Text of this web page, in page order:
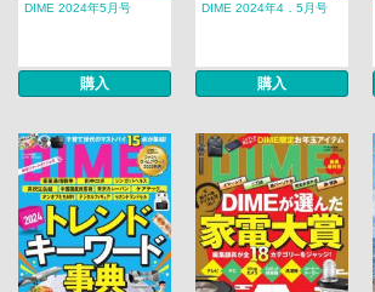
DIME 2024年5月号
購入
DIME 2024年4．5月号
購入